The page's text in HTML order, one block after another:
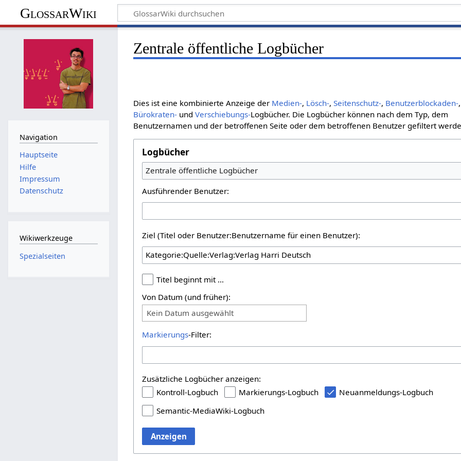
GlossarWiki
Zentrale öffentliche Logbücher
Dies ist eine kombinierte Anzeige der Medien-, Lösch-,Seitenschutz-, Benutzerblockaden-,
Bürokraten- undVerschiebungs-Logbücher. Die Logbücher können nach dem Typ, dem
Benutzernamen und der betroffenen Seite oder dem betroffenen Benutzer gefiltert
Logbücher
Zentrale öffentliche Logbücher
Ausführender Benutzer:
Ziel (Titel oder Benutzer:Benutzername für einen Benutzer):
Titel beginnt mit …
Von Datum (und früher):
Kein Datum ausgewählt
Markierungs-Filter:
Zusätzliche Logbücher anzeigen:
Kontroll-Logbuch
Markierungs-Logbuch
Neuanmeldungs-Logbuch
Semantic-MediaWiki-Logbuch
Anzeigen
Navigation
Hauptseite
Hilfe
Impressum
Datenschutz
Wikiwerkzeuge
Spezialseiten